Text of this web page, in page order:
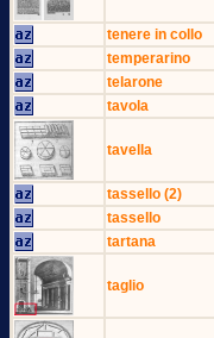
tenere in collo
temperarino
telarone
tavola
tavella
tassello (2)
tassello
tartana
taglio